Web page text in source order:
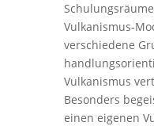
Vulkanismus-
verschiedene
Vulkanismus
Besonders
einen eigenen